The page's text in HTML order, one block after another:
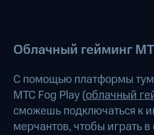
Облачный гейминг
С помощью платформы
МТС Fog Play (облачный
сможешь подключаться к
мерчантов, чтобы играть